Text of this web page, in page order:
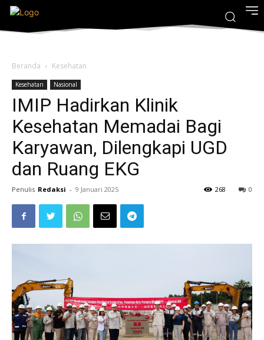
Beranda Kesehatan
Kesehatan Nasional
IMIP Hadirkan Klinik
Kesehatan Memadai Bagi
Karyawan, Dilengkapi UGD
dan Ruang EKG
Penulis Redaksi - 9 Januari 2025 0
268